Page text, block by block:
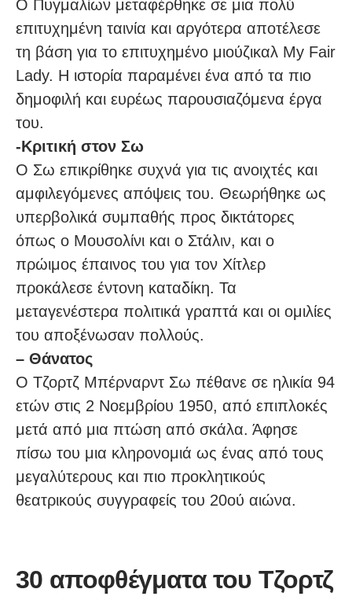
Ο Πυγμαλίων μεταφέρθηκε σε μια πολύ
επιτυχημένη ταινία και αργότερα αποτέλεσε
τη βάση για το επιτυχημένο μιούζικαλ My Fair
Lady. Η ιστορία παραμένει ένα από τα πιο
δημοφιλή και ευρέως παρουσιαζόμενα έργα
του.
-Κριτική στον Σω
Ο Σω επικρίθηκε συχνά για τις ανοιχτές και
αμφιλεγόμενες απόψεις του. Θεωρήθηκε ως
υπερβολικά συμπαθής προς δικτάτορες
όπως ο Μουσολίνι και ο Στάλιν, και ο
πρώιμος έπαινος του για τον Χίτλερ
προκάλεσε έντονη καταδίκη. Τα
μεταγενέστερα πολιτικά γραπτά και οι ομιλίες
του αποξένωσαν πολλούς.
– Θάνατος
Ο Τζορτζ Μπέρναρντ Σω πέθανε σε ηλικία 94
ετών στις 2 Νοεμβρίου 1950, από επιπλοκές
μετά από μια πτώση από σκάλα. Άφησε
πίσω του μια κληρονομιά ως ένας από τους
μεγαλύτερους και πιο προκλητικούς
θεατρικούς συγγραφείς του 20ού αιώνα.
30 αποφθέγματα του Τζορτζ